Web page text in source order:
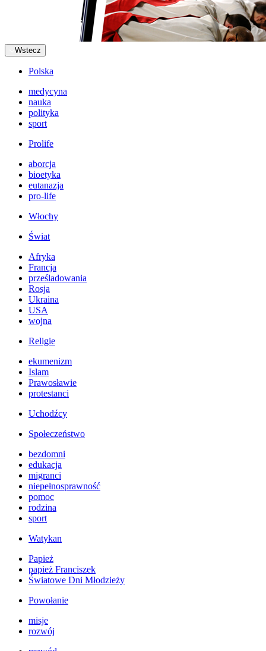
Wstecz
Polska
medycyna
nauka
polityka
sport
Prolife
aborcja
bioetyka
eutanazja
pro-life
Włochy
Świat
Afryka
Francja
prześladowania
Rosja
Ukraina
USA
wojna
Religie
ekumenizm
Islam
Prawosławie
protestanci
Uchodźcy
Społeczeństwo
bezdomni
edukacja
migranci
niepełnosprawność
pomoc
rodzina
sport
Watykan
Papież
papież Franciszek
Światowe Dni Młodzieży
Powołanie
misje
rozwój